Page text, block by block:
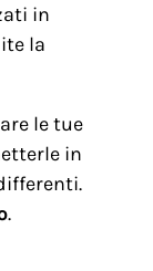
in
la
le tue
in
.